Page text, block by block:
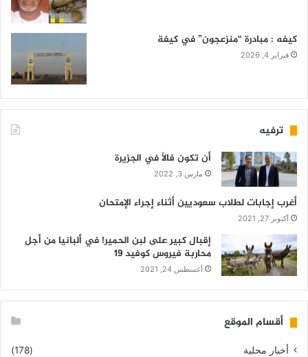
كيفه : مبادرة “منزعجون” في كيفة
فبراير 4, 2026
ترفيه
أن تكون فالاً في الجزيرة
مارس 3, 2022
أغرب إجابات لطلاب سعوديين أثناء إجراء الإمتحان
أكتوبر 27, 2021
إقبال كبير على لبن الحمير! في ألبانيا من أجل
محاربة فيروس كوفيد 19
أغسطس 24, 2021
أقسام الموقع
أخبار محلية
(178)